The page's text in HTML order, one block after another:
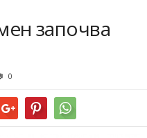
започва
0